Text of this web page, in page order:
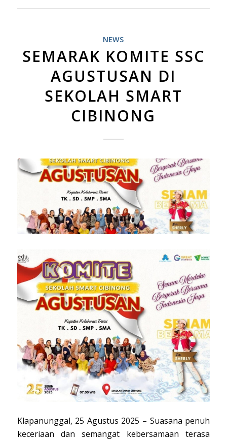
NEWS
SEMARAK KOMITE SSC
AGUSTUSAN DI
SEKOLAH SMART
CIBINONG
Klapanunggal, 25 Agustus 2025 – Suasana penuh
keceriaan dan semangat kebersamaan terasa